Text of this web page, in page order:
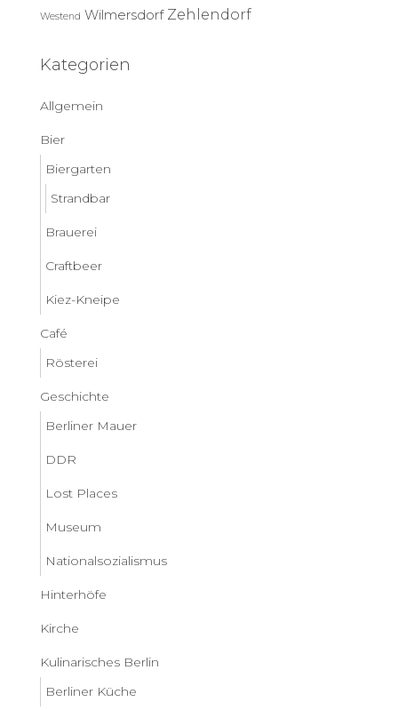
Westend Wilmersdorf Zehlendorf
Kategorien
Allgemein
Bier
Biergarten
Strandbar
Brauerei
Craftbeer
Kiez-Kneipe
Café
Rösterei
Geschichte
Berliner Mauer
DDR
Lost Places
Museum
Nationalsozialismus
Hinterhöfe
Kirche
Kulinarisches Berlin
Berliner Küche